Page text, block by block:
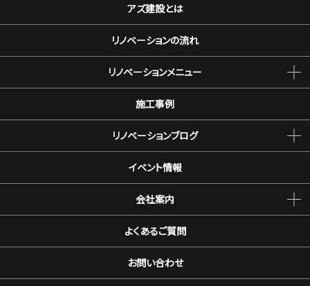
アズ建設とは
リノベーションの流れ
リノベーションメニュー
施工事例
リノベーションブログ
イベント情報
会社案内
よくあるご質問
お問い合わせ